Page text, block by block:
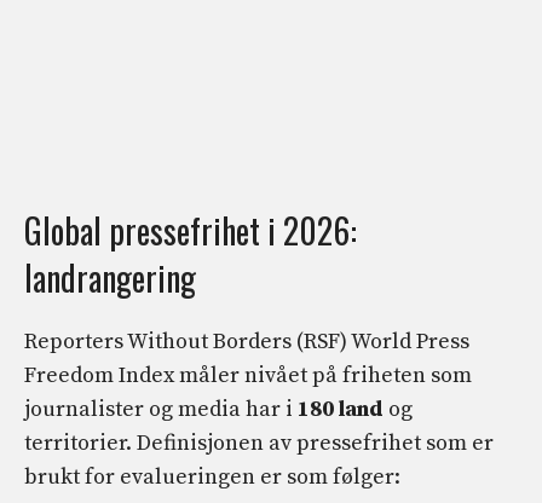
Global pressefrihet i 2026:
landrangering
Reporters Without Borders (RSF) World Press
Freedom Index måler nivået på friheten som
journalister og media har i 180 land og
territorier. Definisjonen av pressefrihet som er
brukt for evalueringen er som følger: